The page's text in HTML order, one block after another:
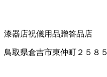
漆器店祝儀用品贈答品店
鳥取県倉吉市東仲町２５８５